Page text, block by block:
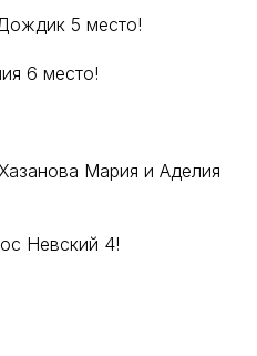
5 место!
6 место!
Мария и Аделия
Невский 4!